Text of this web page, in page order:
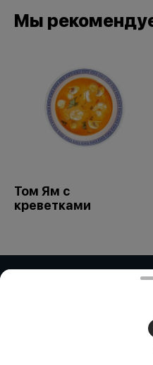
Мы
Том Ям с
креветками
ИП Дубинина /
БИН:871015450730 ИП
Работает на эффективном